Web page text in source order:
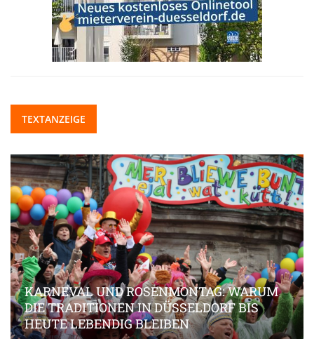
TEXTANZEIGE
KARNEVAL UND ROSENMONTAG: WARUM
DIE TRADITIONEN IN DÜSSELDORF BIS
HEUTE LEBENDIG BLEIBEN